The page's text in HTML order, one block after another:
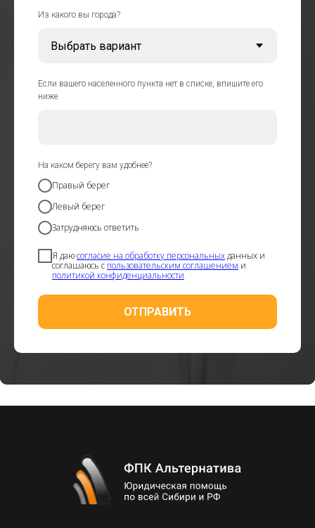
Из какого вы города?
Если вашего населенного пункта нет в списке, впишите его
ниже
На каком берегу вам удобнее?
Правый берег
Левый берег
Затрудняюсь ответить
Я даюсогласие на обработку персональныхданных и
соглашаюсь с пользовательским соглашением и
политикой конфиденциальности
ОТПРАВИТЬ